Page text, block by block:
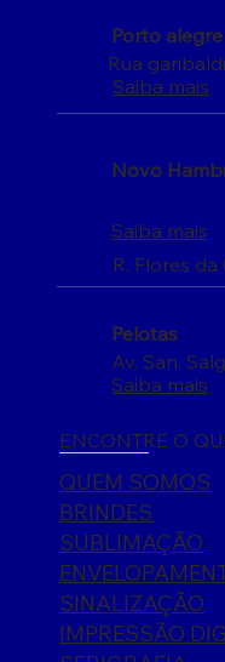
Porto alegre
Saiba mais
Rua
Novo
R. Flores da
Saiba mais
Pelotas
Av. San.
Saiba mais
ENCONTRE O
QUEM SOMOS
BRINDES
SUBLIMAÇÃO
SINALIZAÇÃO
IMPRESSÃO